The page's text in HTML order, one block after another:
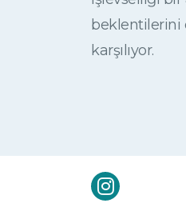
beklentilerini
karşılıyor.